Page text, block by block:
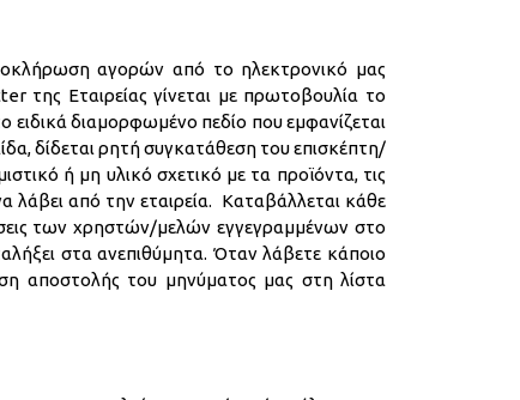
αγορών από το ηλεκτρονικό μας
Εταιρείας γίνεται με πρωτοβουλία το
διαμορφωμένο πεδίο που εμφανίζεται
δίδεται ρητή συγκατάθεση του επισκέπτη/
ή μη υλικό σχετικό με τα προϊόντα, τις
λάβει από την εταιρεία. Καταβάλλεται κάθε
των χρηστών/μελών εγγεγραμμένων στο
στα ανεπιθύμητα. Όταν λάβετε κάποιο
αποστολής του μηνύματος μας στη λίστα